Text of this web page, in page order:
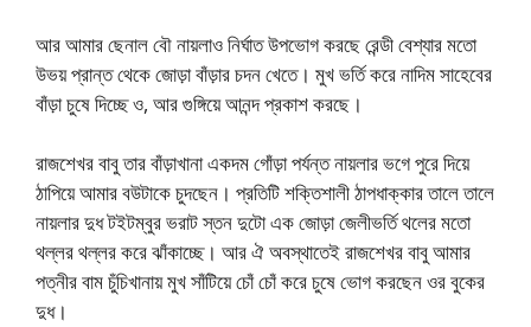
আর আমার ছেনাল বৌ নায়লাও নির্ঘাত উপভোগ করছে রেন্ডী বেশ্যার মতো
উভয় প্রান্ত থেকে জোড়া বাঁড়ার চদন খেতে। মুখ ভর্তি করে নাদিম সাহেবের
বাঁড়া চুষে দিচ্ছে ও, আর গুঙ্গিয়ে আনন্দ প্রকাশ করছে।
রাজশেখর বাবু তার বাঁড়াখানা একদম গোঁড়া পর্যন্ত নায়লার ভগে পুরে দিয়ে
ঠাপিয়ে আমার বউটাকে চুদছেন। প্রতিটি শক্তিশালী ঠাপধাক্কার তালে তালে
নায়লার দুধ টইটম্বুর ভরাট স্তন দুটো এক জোড়া জেলীভর্তি থলের মতো
থল্লর থল্লর করে ঝাঁকাচ্ছে। আর ঐ অবস্থাতেই রাজশেখর বাবু আমার
পত্নীর বাম চুঁচিখানায় মুখ সাঁটিয়ে চোঁ চোঁ করে চুষে ভোগ করছেন ওর বুকের
দুধ।